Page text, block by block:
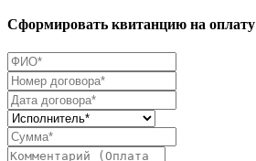
Сформировать квитанцию на оплату